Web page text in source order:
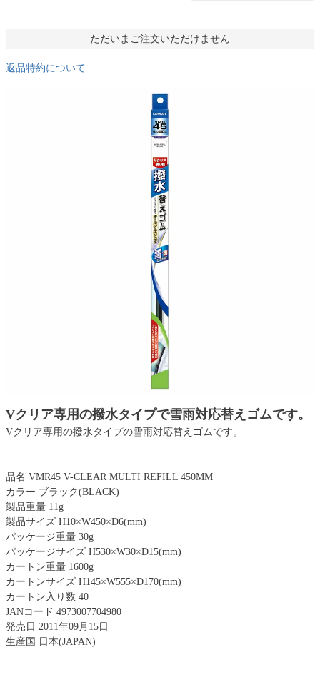
ただいまご注文いただけません
返品特約について
Vクリア専用の撥水タイプで雪雨対応替えゴムです。
Vクリア専用の撥水タイプの雪雨対応替えゴムです。
品名 VMR45 V-CLEAR MULTI REFILL 450MM
カラー ブラック(BLACK)
製品重量 11g
製品サイズ H10×W450×D6(mm)
パッケージ重量 30g
パッケージサイズ H530×W30×D15(mm)
カートン重量 1600g
カートンサイズ H145×W555×D170(mm)
カートン入り数 40
JANコード 4973007704980
発売日 2011年09月15日
生産国 日本(JAPAN)